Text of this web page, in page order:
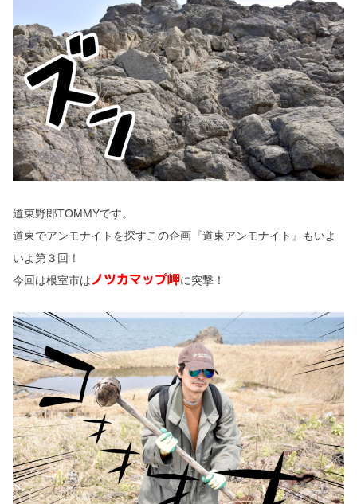
道東野郎TOMMYです。
道東でアンモナイトを探すこの企画『道東アンモナイト』もいよ
いよ第３回！
今回は根室市は ノツカマップ岬に突撃！